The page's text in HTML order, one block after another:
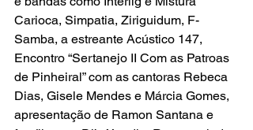
Carioca, Simpatia, Ziriguidum, F-
Samba, a estreante Acústico 147,
Encontro “Sertanejo II Com as Patroas
de Pinheiral” com as cantoras Rebeca
Dias, Gisele Mendes e Márcia Gomes,
apresentação de Ramon Santana e